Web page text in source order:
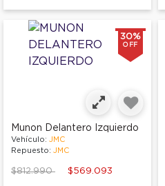
30%
OFF
Munon Delantero Izquierdo
Vehículo: JMC
Repuesto: JMC
Price reduced from
$812.990to $569.093